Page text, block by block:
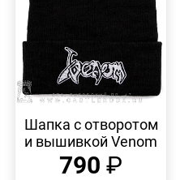
ПРОСМОТР
Шапка с отворотом
и вышивкой Venom
790 ₽